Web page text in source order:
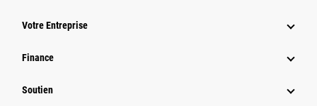
Votre Entreprise
Finance
Soutien